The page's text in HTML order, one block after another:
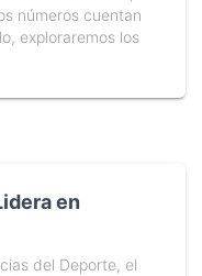
números cuentan
exploraremos los
en
del Deporte, el